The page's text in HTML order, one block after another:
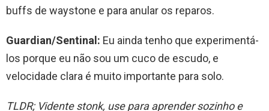
buffs de waystone e para anular os reparos.
Guardian/Sentinal: Eu ainda tenho que experimentá-
los porque eu não sou um cuco de escudo, e
velocidade clara é muito importante para solo.
TLDR; Vidente stonk, use para aprender sozinho e